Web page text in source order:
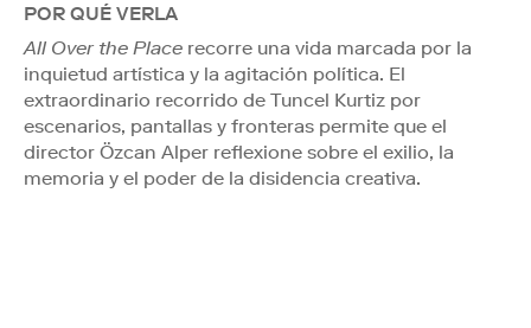
POR QUÉ VERLA
All Over the Place recorre una vida marcada por la
inquietud artística y la agitación política. El
extraordinario recorrido de Tuncel Kurtiz por
escenarios, pantallas y fronteras permite que el
director Özcan Alper reflexione sobre el exilio, la
memoria y el poder de la disidencia creativa.